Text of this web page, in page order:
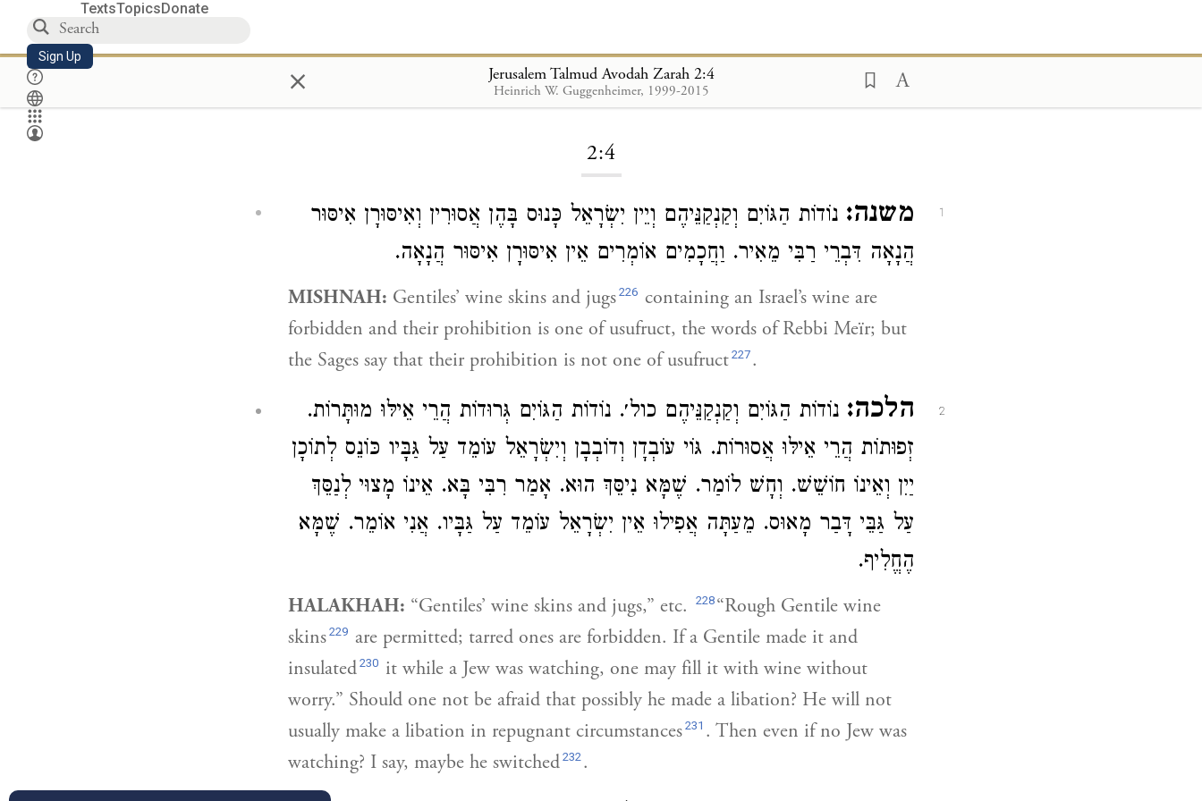
TextsTopicsDonate
Sign Up × Jerusalem Talmud Avodah Zarah 2:4
Heinrich W. Guggenheimer, 1999-2015
Loading...
2:4
1 משנה: נוֹדוֹת הַגּוֹיִם וְקַנְקַנֵּיהֶם וְיֵין יִשְׂרָאֵל כָּנוּס בָּהֶן אֲסוּרִין וְאִיסּוּרָן אִיסּוּר
הֲנָאָה דִּבְרֵי רַבִּי מֵאִיר. וַחֲכָמִים אוֹמְרִים אֵין אִיסּוּרָן אִיסּוּר הֲנָאָה.
MISHNAH: Gentiles’ wine skins and jugs226 containing an Israel’s wine are
forbidden and their prohibition is one of usufruct, the words of Rebbi Meïr; but
the Sages say that their prohibition is not one of usufruct227.
2 הלכה: נוֹדוֹת הַגּוֹיִם וְקַנְקַנֵּיהֶם כול׳. נוֹדוֹת הַגּוֹיִם גְּרוּדוֹת הֲרֵי אֵילּוּ מוּתָּרוֹת.
זְפוּתוֹת הֲרֵי אֵילּוּ אֲסוּרוֹת. גּוֹי עוֹבְדָן וְדוֹבְבָן וְיִשְׂרָאֵל עוֹמֵד עַל גַּבָּיו כּוֹנֵס לְתוֹכָן
יַיִן וְאֵינוֹ חוֹשֵׁשׁ. וְחָשׁ לוֹמַר. שֶׁמָּא נִיסֵּךְ הוּא. אָמַר רִבִּי בָּא. אֵינוֹ מָצוּי לְנַסֵּךְ
עַל גַּבֵּי דָּבַר מָאוּס. מֵעַתָּה אֲפִילוּ אֵין יִשְׂרָאֵל עוֹמֵד עַל גַּבָּיו. אֲנִי אוֹמֵר. שֶׁמָּא
הֶחֱלִיף.
HALAKHAH: “Gentiles’ wine skins and jugs,” etc. 228“Rough Gentile wine
skins229 are permitted; tarred ones are forbidden. If a Gentile made it and
insulated230 it while a Jew was watching, one may fill it with wine without
worry.” Should one not be afraid that possibly he made a libation? He will not
usually make a libation in repugnant circumstances231 . Then even if no Jew was
watching? I say, maybe he switched232.